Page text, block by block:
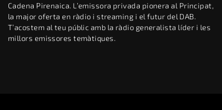
Cadena Pirenaica. L’emissora privada pionera al Principat,
la major oferta en ràdio i streaming i el futur del DAB.
T’acostem al teu públic amb la ràdio generalista líder i les
millors emissores temàtiques.